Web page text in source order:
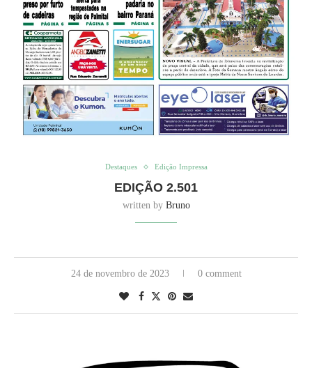
Destaques Edição Impressa
EDIÇÃO 2.501
written by Bruno
24 de novembro de 2023 0 comment